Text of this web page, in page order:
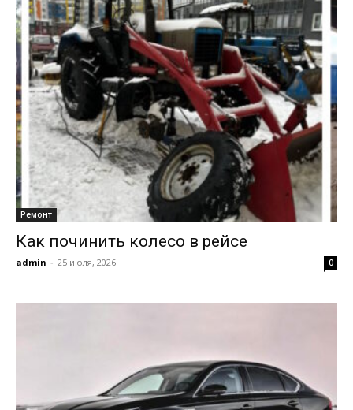
Ремонт
Как починить колесо в рейсе
admin - 25 июля, 2026 0